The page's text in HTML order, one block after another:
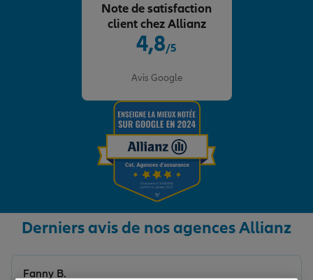
4,8/5
Avis Google
Note de satisfaction
client chez Allianz
Derniers avis de nos agences Allianz
Fanny B.